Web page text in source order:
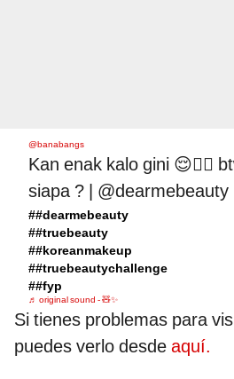
@banabangs
Kan enak kalo gini 😌✊🏻
siapa ? | @dearmebeauty
##dearmebeauty
##truebeauty
##koreanmakeup
##truebeautychallenge
##fyp
♬ original sound - 🧸✨
Si tienes problemas para
puedes verlo desde aquí.